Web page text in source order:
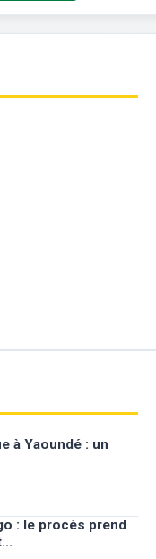
à Yaoundé : un
: le procès prend